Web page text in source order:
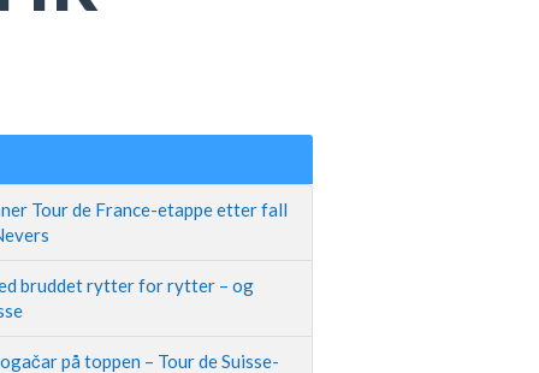
Tour de France-etappe etter fall
bruddet rytter for rytter – og
på toppen – Tour de Suisse-